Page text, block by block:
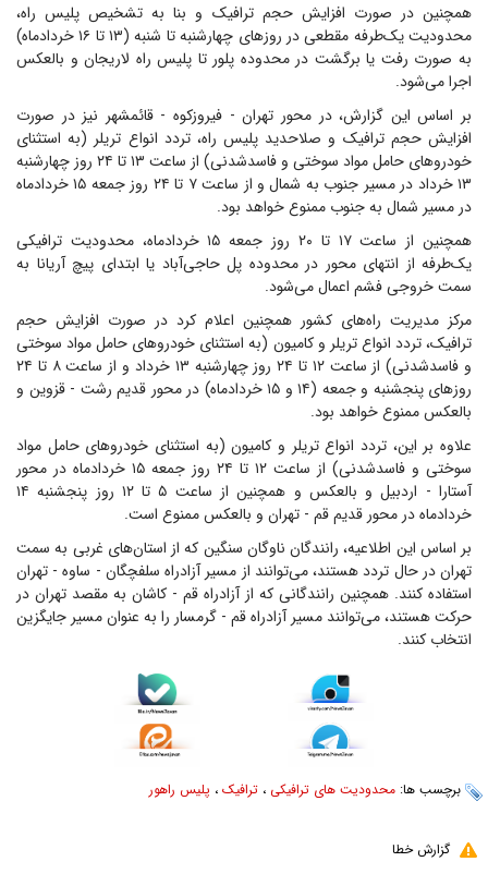
همچنین در صورت افزایش حجم ترافیک و بنا به تشخیص پلیس راه،
محدودیت یک‌طرفه مقطعی در روزهای چهارشنبه تا شنبه (۱۳ تا ۱۶ خردادماه)
به صورت رفت یا برگشت در محدوده پلور تا پلیس راه لاریجان و بالعکس
اجرا می‌شود.
بر اساس این گزارش، در محور تهران - فیروزکوه - قائمشهر نیز در صورت
افزایش حجم ترافیک و صلاحدید پلیس راه، تردد انواع تریلر (به استثنای
خودروهای حامل مواد سوختی و فاسدشدنی) از ساعت ۱۳ تا ۲۴ روز چهارشنبه
۱۳ خرداد در مسیر جنوب به شمال و از ساعت ۷ تا ۲۴ روز جمعه ۱۵ خردادماه
در مسیر شمال به جنوب ممنوع خواهد بود.
همچنین از ساعت ۱۷ تا ۲۰ روز جمعه ۱۵ خردادماه، محدودیت ترافیکی
یک‌طرفه از انتهای محور در محدوده پل حاجی‌آباد یا ابتدای پیچ آریانا به
سمت خروجی فشم اعمال می‌شود.
مرکز مدیریت راه‌های کشور همچنین اعلام کرد در صورت افزایش حجم
ترافیک، تردد انواع تریلر و کامیون (به استثنای خودروهای حامل مواد سوختی
و فاسدشدنی) از ساعت ۱۲ تا ۲۴ روز چهارشنبه ۱۳ خرداد و از ساعت ۸ تا ۲۴
روزهای پنجشنبه و جمعه (۱۴ و ۱۵ خردادماه) در محور قدیم رشت - قزوین و
بالعکس ممنوع خواهد بود.
علاوه بر این، تردد انواع تریلر و کامیون (به استثنای خودروهای حامل مواد
سوختی و فاسدشدنی) از ساعت ۱۲ تا ۲۴ روز جمعه ۱۵ خردادماه در محور
آستارا - اردبیل و بالعکس و همچنین از ساعت ۵ تا ۱۲ روز پنجشنبه ۱۴
خردادماه در محور قدیم قم - تهران و بالعکس ممنوع است.
بر اساس این اطلاعیه، رانندگان ناوگان سنگین که از استان‌های غربی به سمت
تهران در حال تردد هستند، می‌توانند از مسیر آزادراه سلفچگان - ساوه - تهران
استفاده کنند. همچنین رانندگانی که از آزادراه قم - کاشان به مقصد تهران در
حرکت هستند، می‌توانند مسیر آزادراه قم - گرمسار را به عنوان مسیر جایگزین
انتخاب کنند.
برچسب ها: محدودیت های ترافیکی ، ترافیک ، پلیس راهور
گزارش خطا